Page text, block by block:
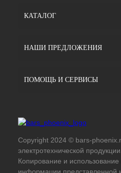
КАТАЛОГ
НАШИ ПРЕДЛОЖЕНИЯ
ПОМОЩЬ И СЕРВИСЫ
Copyright 2024 © bars-
электротехнической
Копирование и
информации представленной